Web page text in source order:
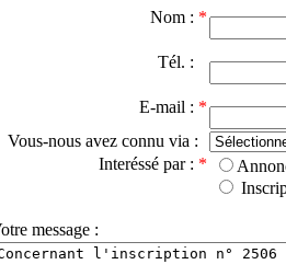
Nom : *
Tél. :
E-mail : *
Vous-nous avez connu via :
Interéssé par : *
message :